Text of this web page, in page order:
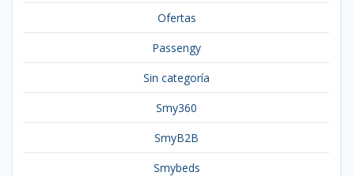
Ofertas
Passengy
Sin categoría
Smy360
SmyB2B
Smybeds